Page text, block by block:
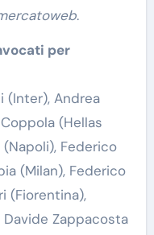
.
per
(Inter), Andrea
(Hellas
Federico
(Milan), Federico
(Fiorentina),
Zappacosta